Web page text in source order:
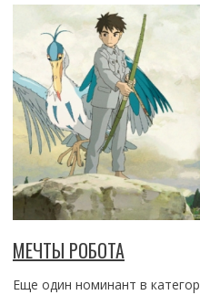
МЕЧТЫ РОБОТА
Еще один номинант в